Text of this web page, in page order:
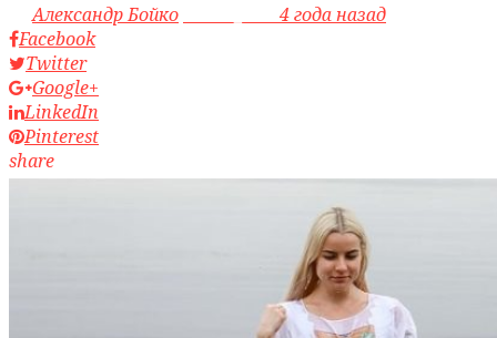
byАлександр Бойко
4 года назад
Facebook
Twitter
Google+
LinkedIn
Pinterest
share